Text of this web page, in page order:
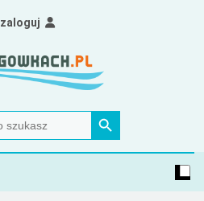
narciarstwa biegowego
Search Button
zaloguj